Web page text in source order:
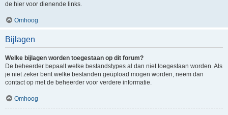
de hier voor dienende links.
Omhoog
Bijlagen
Welke bijlagen worden toegestaan op dit forum?
De beheerder bepaalt welke bestandstypes al dan niet toegestaan worden. Als
je niet zeker bent welke bestanden geüpload mogen worden, neem dan
contact op met de beheerder voor verdere informatie.
Omhoog